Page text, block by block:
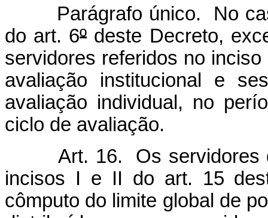
Parágrafo único. No
do art. 6ºdeste Decreto,
servidores referidos no
avaliação institucional e
avaliação individual, no
ciclo de avaliação.
Art. 16. Os servidores
incisos I e II do art. 15
cômputo do limite global de